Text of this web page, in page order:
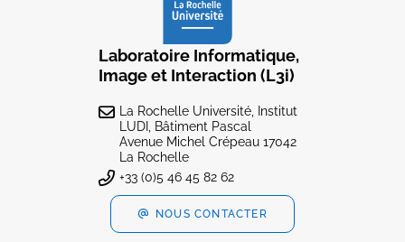
Laboratoire Informatique,
Image et Interaction (L3i)
La Rochelle Université, Institut
LUDI, Bâtiment Pascal
Avenue Michel Crépeau 17042
La Rochelle
+33 (0)5 46 45 82 62
NOUS CONTACTER